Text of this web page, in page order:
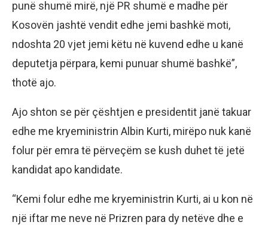
punë shumë mirë, një PR shumë e madhe për
Kosovën jashtë vendit edhe jemi bashkë moti,
ndoshta 20 vjet jemi këtu në kuvend edhe u kanë
deputetja përpara, kemi punuar shumë bashkë”,
thotë ajo.
Ajo shton se për çështjen e presidentit janë takuar
edhe me kryeministrin Albin Kurti, mirëpo nuk kanë
folur për emra të përveçëm se kush duhet të jetë
kandidat apo kandidate.
“Kemi folur edhe me kryeministrin Kurti, ai u kon në
një iftar me neve në Prizren para dy netëve dhe e